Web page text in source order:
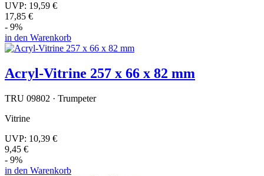
UVP: 19,59 €
17,85 €
- 9%
in den Warenkorb
Acryl-Vitrine 257 x 66 x 82 mm
TRU 09802 · Trumpeter
Vitrine
UVP: 10,39 €
9,45 €
- 9%
in den Warenkorb